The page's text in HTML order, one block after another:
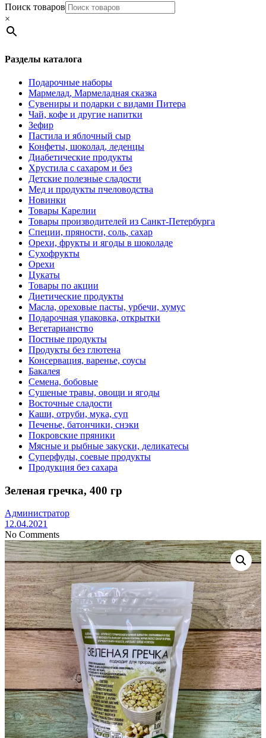
Поиск товаров
×
Разделы каталога
Подарочные наборы
Мармелад, Мармеладная сказка
Сувениры и подарки с видами Питера
Чай, кофе и другие напитки
Зефир
Пастила и яблочный сыр
Конфеты, шоколад, леденцы
Диабетические продукты
Хрустила с сахаром и без
Детские полезные сладости
Мед и продукты пчеловодства
Новинки
Товары Карелии
Товары производителей из Санкт-Петербурга
Специи, пряности, соль, сахар
Орехи, фрукты и ягоды в шоколаде
Сухофрукты
Орехи
Цукаты
Товары по акции
Диетические продукты
Масла, ореховые пасты, урбечи, хумус
Подарочная упаковка, открытки
Вегетарианство
Постные продукты
Продукты без глютена
Консервация, варенье, соусы
Бакалея
Семена, бобовые
Сушеные травы, овощи и ягоды
Восточные сладости
Каши, отруби, мука, суп
Печенье, батончики, снэки
Покровские пряники
Мясные и рыбные закуски, деликатесы
Суперфуды, соевые продукты
Продукция без сахара
Зеленая гречка, 400 гр
Администратор
12.04.2021
No Comments